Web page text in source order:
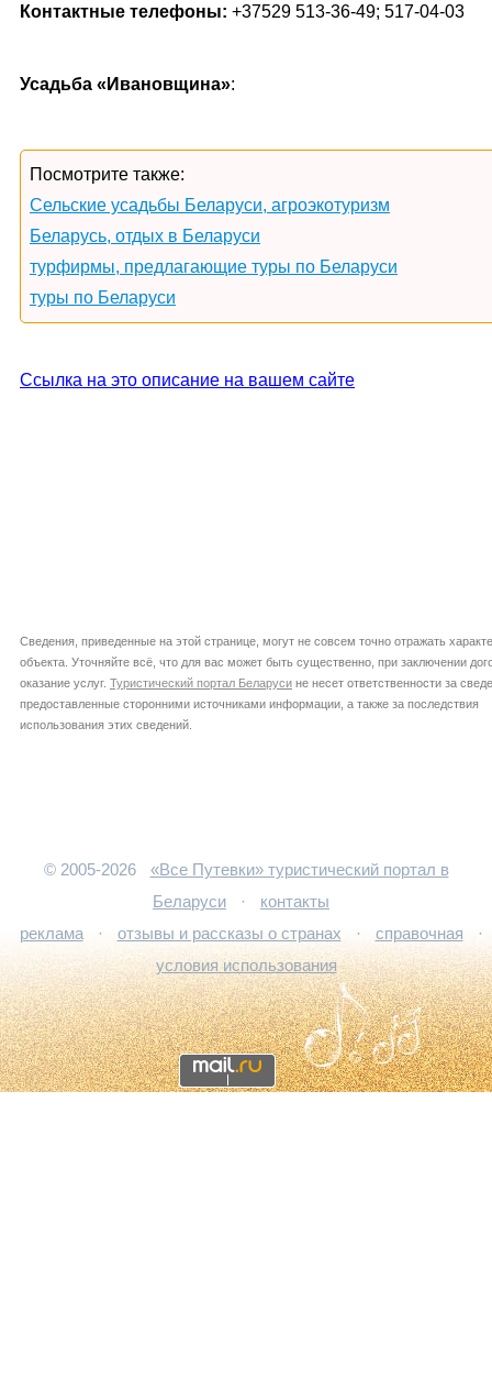
Контактные телефоны: +37529 513-36-49; 517-04-03
Усадьба «Ивановщина»:
Посмотрите также:
Сельские усадьбы Беларуси, агроэкотуризм
Беларусь, отдых в Беларуси
турфирмы, предлагающие туры по Беларуси
туры по Беларуси
Ссылка на это описание на вашем сайте
Сведения, приведенные на этой странице, могут не совсем точно отражать
объекта. Уточняйте всё, что для вас может быть существенно, при заключении
оказание услуг. Туристический портал Беларуси не несет ответственности за
предоставленные сторонними источниками информации, а также за последствия
использования этих сведений.
© 2005-2026
«Все Путевки» туристический портал в
Беларуси
·
контакты
реклама
· отзывы и рассказы о странах · справочная
·
условия использования